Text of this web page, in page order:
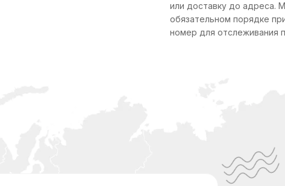
или доставку до адреса.
обязательном порядке
номер для отслеживания